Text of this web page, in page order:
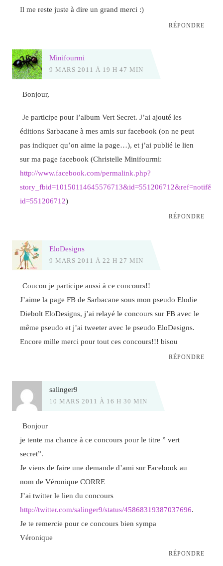
Il me reste juste à dire un grand merci :)
RÉPONDRE
Minifourmi
9 MARS 2011 À 19 H 47 MIN
Bonjour,
Je participe pour l’album Vert Secret. J’ai ajouté les
éditions Sarbacane à mes amis sur facebook (on ne peut
pas indiquer qu’on aime la page…), et j’ai publié le lien
sur ma page facebook (Christelle Minifourmi:
http://www.facebook.com/permalink.php?
id=551206712)
RÉPONDRE
EloDesigns
9 MARS 2011 À 22 H 27 MIN
Coucou je participe aussi à ce concours!!
J’aime la page FB de Sarbacane sous mon pseudo Elodie
Diebolt EloDesigns, j’ai relayé le concours sur FB avec le
même pseudo et j’ai tweeter avec le pseudo EloDesigns.
Encore mille merci pour tout ces concours!!! bisou
RÉPONDRE
salinger9
10 MARS 2011 À 16 H 30 MIN
Bonjour
je tente ma chance à ce concours pour le titre ” vert
secret”.
Je viens de faire une demande d’ami sur Facebook au
nom de Véronique CORRE
J’ai twitter le lien du concours
http://twitter.com/salinger9/status/45868319387037696.
Je te remercie pour ce concours bien sympa
Véronique
RÉPONDRE